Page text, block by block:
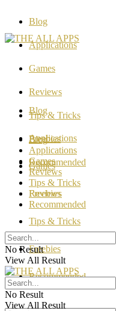
Blog
Applications
Games
Reviews
Tips & Tricks
Freebies
Recommended
Blog
Applications
Games
Reviews
Tips & Tricks
Freebies
Recommended
Blog
Applications
Games
Reviews
Tips & Tricks
Freebies
Recommended
No Result
View All Result
No Result
View All Result